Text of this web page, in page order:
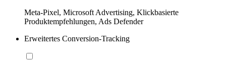
Meta-Pixel, Microsoft Advertising, Klickbasierte
Produktempfehlungen, Ads Defender
Erweitertes Conversion-Tracking